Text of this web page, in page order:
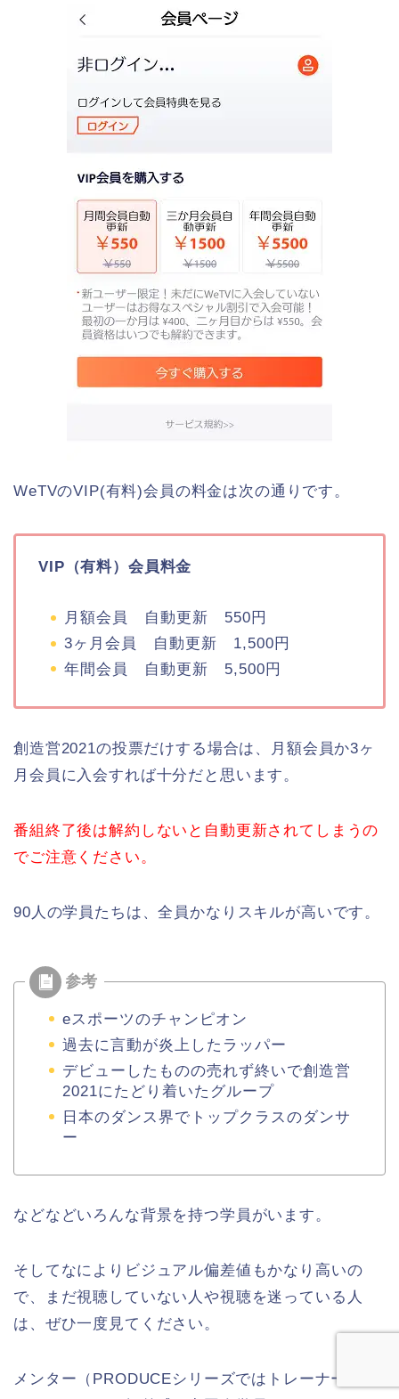
WeTVのVIP(有料)会員の料金は次の通りです。
VIP（有料）会員料金
月額会員 自動更新 550円
3ヶ月会員 自動更新 1,500円
年間会員 自動更新 5,500円
創造営2021の投票だけする場合は、月額会員か3ヶ
月会員に入会すれば十分だと思います。
番組終了後は解約しないと自動更新されてしまうの
でご注意ください。
90人の学員たちは、全員かなりスキルが高いです。
eスポーツのチャンピオン
過去に言動が炎上したラッパー
デビューしたものの売れず終いで創造営
2021にたどり着いたグループ
日本のダンス界でトップクラスのダンサ
ー
などなどいろんな背景を持つ学員がいます。
そしてなによりビジュアル偏差値もかなり高いの
で、まだ視聴していない人や視聴を迷っている人
は、ぜひ一度見てください。
メンター（PRODUCEシリーズではトレーナー）と